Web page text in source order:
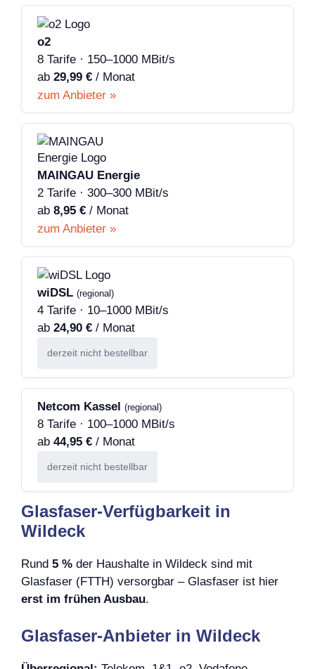
o2
8 Tarife · 150–1000 MBit/s
ab 29,99 € / Monat
zum Anbieter »
MAINGAU Energie
2 Tarife · 300–300 MBit/s
ab 8,95 € / Monat
zum Anbieter »
wiDSL (regional)
4 Tarife · 10–1000 MBit/s
ab 24,90 € / Monat
derzeit nicht bestellbar
Netcom Kassel (regional)
8 Tarife · 100–1000 MBit/s
ab 44,95 € / Monat
derzeit nicht bestellbar
Glasfaser-Verfügbarkeit in
Wildeck
Rund 5 % der Haushalte in Wildeck sind mit
Glasfaser (FTTH) versorgbar – Glasfaser ist hier
erst im frühen Ausbau.
Glasfaser-Anbieter in Wildeck